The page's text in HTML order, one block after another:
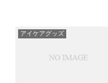
アイケアグッズ